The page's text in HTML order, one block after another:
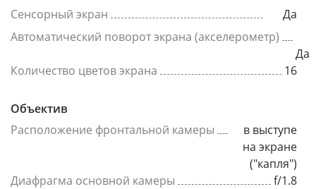
Сенсорный экран
Да
Автоматический поворот экрана (акселерометр)
Да
Количество цветов экрана
16
Объектив
Расположение фронтальной камеры
в выступе
на экране
("капля")
Диафрагма основной камеры
f/1.8